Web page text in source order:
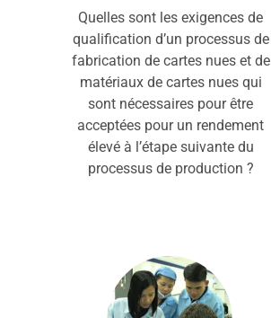
Quelles sont les exigences de
qualification d’un processus de
fabrication de cartes nues et de
matériaux de cartes nues qui
sont nécessaires pour être
acceptées pour un rendement
élevé à l’étape suivante du
processus de production ?